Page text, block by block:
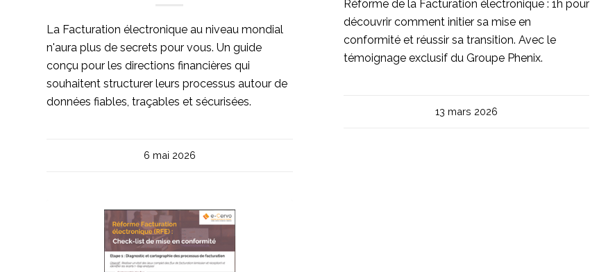
La Facturation électronique au niveau mondial
n'aura plus de secrets pour vous. Un guide
conçu pour les directions financières qui
souhaitent structurer leurs processus autour de
données fiables, traçables et sécurisées.
6 mai 2026
Réforme de la Facturation électronique : 1h pour
découvrir comment initier sa mise en
conformité et réussir sa transition. Avec le
témoignage exclusif du Groupe Phenix.
13 mars 2026